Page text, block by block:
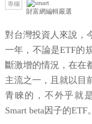
專欄
財富網編輯嚴選
對台灣投資人來說，
一年，不論是ETF的
斷激增的情況，在在
主流之一，且就以目
青睞的，不外乎就
Smart beta因子的ETF。